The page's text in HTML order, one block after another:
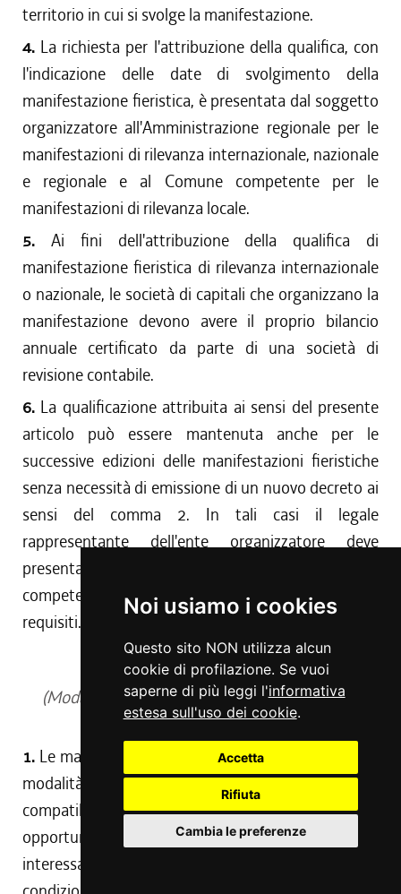
Noi usiamo i cookies
Questo sito NON utilizza alcun
cookie di profilazione. Se vuoi
saperne di più leggi l'informativa
estesa sull'uso dei cookie.
Accetta
Rifiuta
Cambia le preferenze
territorio in cui si svolge la manifestazione.
4. La richiesta per l'attribuzione della qualifica, con
l'indicazione delle date di svolgimento della
manifestazione fieristica, è presentata dal soggetto
organizzatore all'Amministrazione regionale per le
manifestazioni di rilevanza internazionale, nazionale
e regionale e al Comune competente per le
manifestazioni di rilevanza locale.
5. Ai fini dell'attribuzione della qualifica di
manifestazione fieristica di rilevanza internazionale
o nazionale, le società di capitali che organizzano la
manifestazione devono avere il proprio bilancio
annuale certificato da parte di una società di
revisione contabile.
6. La qualificazione attribuita ai sensi del presente
articolo può essere mantenuta anche per le
successive edizioni delle manifestazioni fieristiche
senza necessità di emissione di un nuovo decreto ai
sensi del comma 2. In tali casi il legale
rappresentante dell'ente organizzatore deve
presentare alla struttura regionale o comunale
competente una dichiarazione di permanenza dei
requisiti.
Art. 42
(Modalità di svolgimento delle manifestazioni
fieristiche)
1. Le manifestazioni fieristiche si svolgono secondo
modalità organizzative dirette a garantire,
compatibilmente con gli spazi disponibili, pari
opportunità di accesso a tutti gli operatori
interessati e qualificati per l'iniziativa. A tal fine le